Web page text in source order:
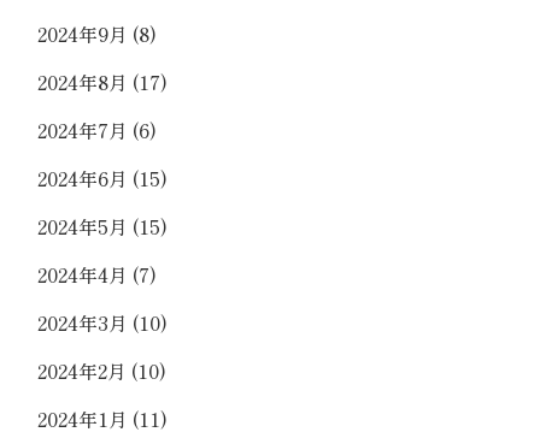
2024年9月 (8)
2024年8月 (17)
2024年7月 (6)
2024年6月 (15)
2024年5月 (15)
2024年4月 (7)
2024年3月 (10)
2024年2月 (10)
2024年1月 (11)